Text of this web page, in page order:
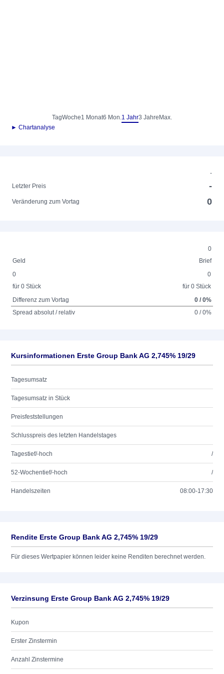
TagWoche1 Monat6 Mon.1 Jahr3 Jahre Max.
► Chartanalyse
-
Letzter Preis
-
Veränderung zum Vortag 0
0
Geld
Brief
0
für 0 Stück
0
für 0 Stück
Differenz zum Vortag
0 / 0%
Spread absolut / relativ
0 / 0%
Kursinformationen Erste Group Bank AG 2,745% 19/29
Tagesumsatz
Tagesumsatz in Stück
Preisfeststellungen
Schlusspreis des letzten Handelstages
Tagestief/-hoch /
52-Wochentief/-hoch /
Handelszeiten 08:00-17:30
Rendite Erste Group Bank AG 2,745% 19/29
Für dieses Wertpapier können leider keine Renditen berechnet werden.
Verzinsung Erste Group Bank AG 2,745% 19/29
Kupon
Erster Zinstermin
Anzahl Zinstermine